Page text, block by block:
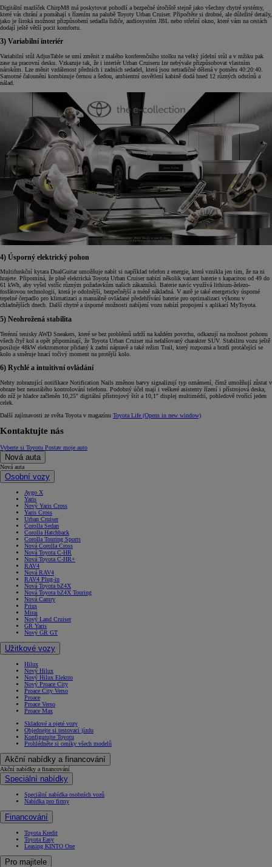
Digitální mazlíček ChirpM8 má poskytovat pohodlí a bezpečné útočiště stejně jako všechny chytré systémy,
které vás chrání a pomáhají s řízením na palubě Toyoty Urban Cruiser. Připočtěte si drobné, ale důležité detaily,
jako je široká možnost přizpůsobení sedadla řidiče, audiosystém JBL nebo střešní okno, které vám na cestách
dodají ještě větší pocit komfortu.
3) Variabilní interiér
Variabilní stůl AdjusTable se umí změnit z malého konferenčního stolku na velký jídelní stůl a v mžiku pak
zase na pracovní desku. Vzkazuje tak, že i interiér Urban Cruiseru lze nebývale přizpůsobovat vlastním
nárokům. Lze měnit vzdálenost předních i zadních sedadel, která jsou netradičně dělená v poměru 40:20:40.
Samotné čalounění kombinuje černou a šedou, ambientní osvětlení kabině dodá hned 12 různých odstínů a
nálad.
4) Úsporný elektrický pohon
Multifunkční kytara DualGuitar umožňuje nabít si například telefon z energie, která vznikla jen tím, že na ni
hrajete. Připomíná, že plně elektrická Toyota Urban Cruiser nabízí několik variant baterie s kapacitou od 49 do
61 kWh, aby vyšel vstříc různým požadavkům našich zákazníků. Baterie navíc využívá lithium-železo-
fosfátovou technologii, která je odolnější, bezpečnější a méně nákladná. V autě je také energeticky úsporné
tepelné čerpadlo pro klimatizaci a manuálně ovládané předehřívání baterie pro optimalizaci výkonu v
chladnějších dnech. Další chytré a úsporné možnosti nabíjení vozu nabízí propojení s aplikací MyToyota.
5) Neohrožená stabilita
Terénní tenisky AWD Sneakers, které se bez problémů udrží na každém povrchu, odkazují na možnost pohonu
všech čtyř kol a opět připomínají, že Toyota Urban Cruiser má nefalšovaný charakter SUV. Stabilitu vozu ještě
posiluje 48kW elektromotor přidaný k zadní nápravě a také režim Trail, který rozpozná a brzdí protáčející se
kolo a směruje hnací točivý moment na protější kolo.
6) Rychlé a intuitivní ovládání
Nehty zobrazující notifikace Notification Nails změnou barvy signalizují typ oznámení, čímž umožňují zůstat v
obraze bez neustálého kontrolování telefonu. Podobný účel mají i veškeré asistenty řízení i přístrojová deska,
do níž je hladce začleněn 10,25″ digitální přístrojový štít a 10,1″ displej multimédií, pohledově tvořící jeden
celek.
Další zajímavosti ze světa Toyota v magazínu Toyota Life (Opens in new window)
Kontaktujte nás
Vyberte si Toyotu Postav moje auto
Nová auta
Nová auta
Osobní vozy
Aygo X
Yaris
Nový Yaris Cross
Yaris Cross
Urban Cruiser
Corolla Sedan
Corolla Hatchback
Corolla Touring Sports
Nová Corolla Cross
Nová Toyota C-HR
Nová Toyota C-HR+
RAV4
Nová RAV4
RAV4 Plug-in
Nová Toyota bZ4X
Nová Toyota bZ4X Touring
Nová Camry
Prius
Mirai
Nový Land Cruiser
GR Yaris
Nový GR GT
Užitkové vozy
Hilux
Nový Hilux
Nový Hilux Elektro
Nový Proace City
Proace City Verso
Proace
Proace Verso
Proace Max
Skladové a ojeté vozy
Objednejte si testovací jízdu
Konfigurujte Toyotu
Prohlédněte si ceníky všech modelů
Akční nabídky a financování
Akční nabídky a financování
Speciální nabídky
Speciální nabídka osobních vozů
Nabídka pro firmy
Financování
Toyota Kredit
Toyota Easy
Leasing KINTO One
Pro majitele